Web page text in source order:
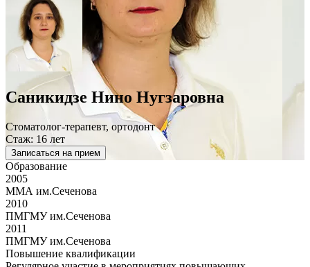
Саникидзе Нино Нугзаровна
Стоматолог-терапевт, ортодонт
Стаж: 16 лет
Записаться на прием
Образование
2005
ММА им.Сеченова
2010
ПМГМУ им.Сеченова
2011
ПМГМУ им.Сеченова
Повышение квалификации